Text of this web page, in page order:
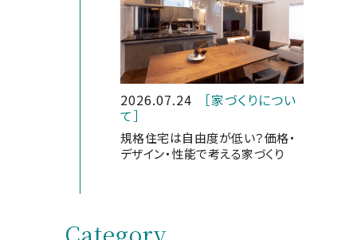
2026.07.24
［家づくりについ
て］
規格住宅は自由度が低い？価格・
デザイン・性能で考える家づくり
Category